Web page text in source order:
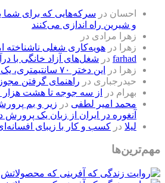
احسان در سرکه‌هایی که برای
و شیرین راه اندازی می‌کنند
زهرا مرادی در
زهرا
در هویه‌کاری شغلی ناشناخته
farhad در شغل‌های آزاد خانگی با
زهرا
در
این دختر ۷۰ سانتیمتری، یک کارآفرین نمونه است
حیدرجباری در راهنمای گرفتن
بهرام در
از سه جوجه تا هشت هزار
محمد امیر لطفی در زیر و بم
آنغوره در ایران از زبان یک پرورش
لیلا در کسب و کار با زیبای
مهم‌ترین‌ها